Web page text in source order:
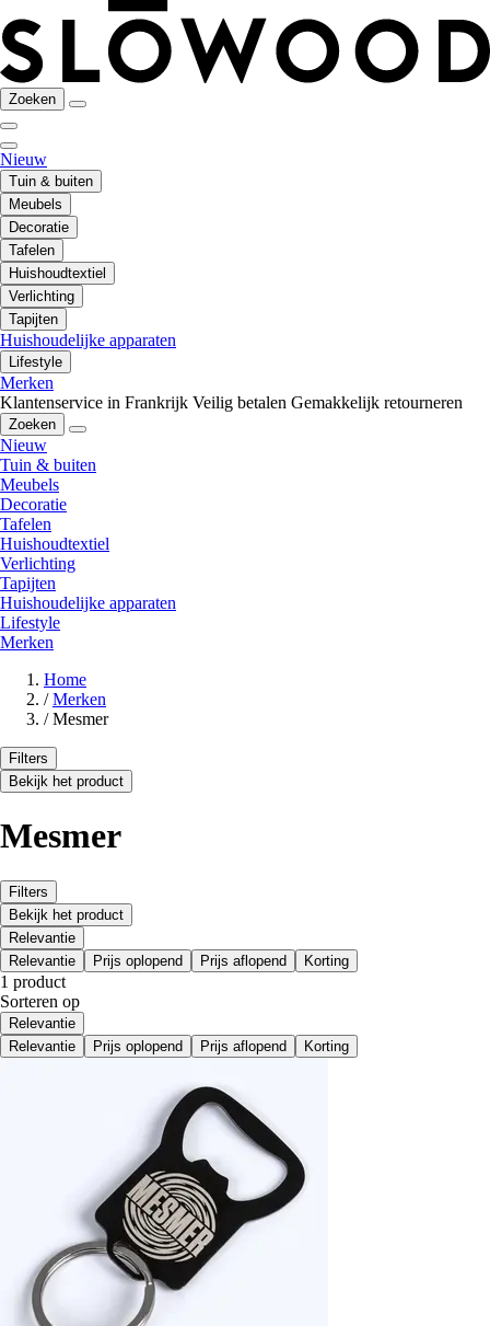
Zoeken
Nieuw
Tuin & buiten
Meubels
Decoratie
Tafelen
Huishoudtextiel
Verlichting
Tapijten
Huishoudelijke apparaten
Lifestyle
Merken
Klantenservice in Frankrijk Veilig betalen Gemakkelijk retourneren
Zoeken
Nieuw
Tuin & buiten
Meubels
Decoratie
Tafelen
Huishoudtextiel
Verlichting
Tapijten
Huishoudelijke apparaten
Lifestyle
Merken
Home
/ Merken
/ Mesmer
Filters
Bekijk het product
Mesmer
Filters
Bekijk het product
Relevantie
Relevantie
Prijs oplopend Prijs aflopend Korting
1 product
Sorteren op
Relevantie
Relevantie
Prijs oplopend Prijs aflopend Korting